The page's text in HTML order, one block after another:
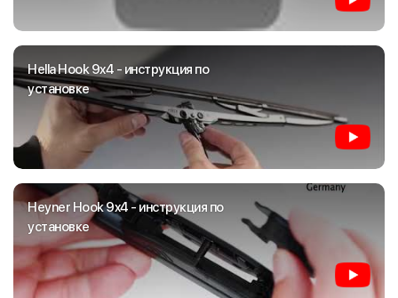
Hella Hook 9x4 - инструкция по
установке
Heyner Hook 9x4 - инструкция по
установке